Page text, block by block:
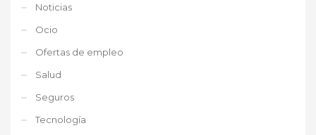
Noticias
Ocio
Ofertas de empleo
Salud
Seguros
Tecnología